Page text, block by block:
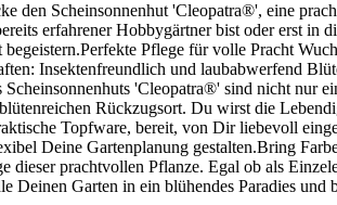
den Scheinsonnenhut 'Cleopatra®', eine
erfahrener Hobbygärtner bist oder erst in
Pflege für volle Pracht
Insektenfreundlich und laubabwerfend
'Cleopatra®' sind nicht nur
Rückzugsort. Du wirst die
Topfware, bereit, von Dir liebevoll
Deine Gartenplanung gestalten.Bring
dieser prachtvollen Pflanze. Egal ob als
Deinen Garten in ein blühendes Paradies